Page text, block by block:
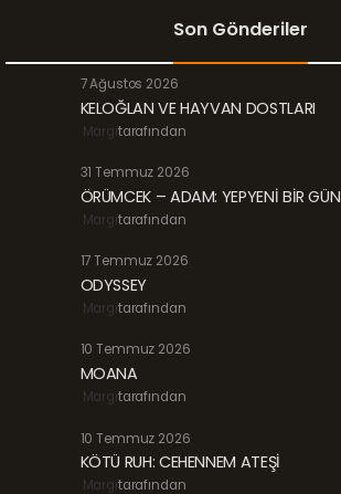
Son Gönderiler
7 Ağustos 2026
KELOĞLAN VE HAYVAN DOSTLARI
Margitarafından
31 Temmuz 2026
ÖRÜMCEK – ADAM: YEPYENİ BİR GÜN
Margitarafından
17 Temmuz 2026
ODYSSEY
Margitarafından
10 Temmuz 2026
MOANA
Margitarafından
10 Temmuz 2026
KÖTÜ RUH: CEHENNEM ATEŞİ
Margitarafından